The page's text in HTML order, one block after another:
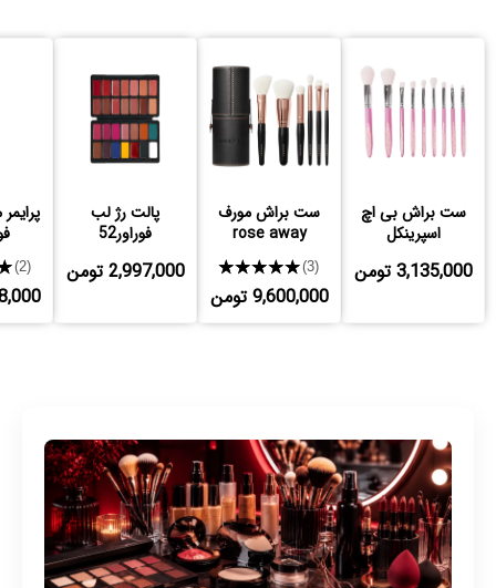
ست براش بی اچ
اسپرینکل
3,135,000 تومن
ست براش مورف
rose away
★★★★★(3)
9,600,000 تومن
پالت رژ لب
فوراور52
2,997,000 تومن (2)